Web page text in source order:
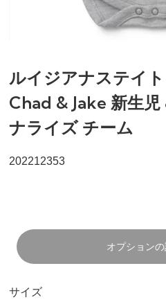
ルイジアナステイ
Chad & Jake 新生
ナライズ チーム
202212353
オプション
サイズ